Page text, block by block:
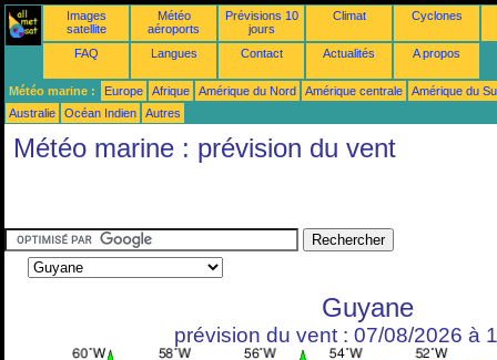
Images
satellite
Météo
aéroports
Prévisions 10
jours
Climat Cyclones
FAQ Langues Contact Actualités A propos
Météo marine : Europe Afrique Amérique du Nord Amérique centrale
Amérique du
Australie
Océan Indien Autres
Météo marine : prévision du vent
Guyane
prévision du vent : 07/08/2026 à